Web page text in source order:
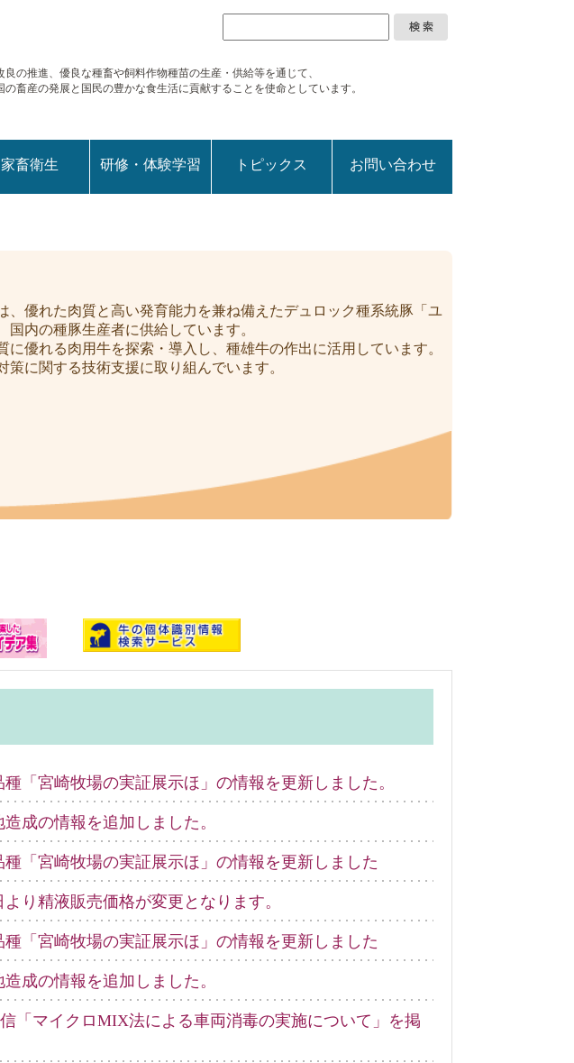
良の推進、優良な種畜や飼料作物種苗の生産・供給等を通じて、
の畜産の発展と国民の豊かな食生活に貢献することを使命としています。
家畜衛生 研修・体験学習 トピックス お問い合わせ
、優れた肉質と高い発育能力を兼ね備えたデュロック種系統豚「ユ
国内の種豚生産者に供給しています。
に優れる肉用牛を探索・導入し、種雄牛の作出に活用しています。
策に関する技術支援に取り組んでいます。
「宮崎牧場の実証展示ほ」の情報を更新しました。
成の情報を追加しました。
「宮崎牧場の実証展示ほ」の情報を更新しました
り精液販売価格が変更となります。
「宮崎牧場の実証展示ほ」の情報を更新しました
成の情報を追加しました。
「マイクロMIX法による車両消毒の実施について」を掲